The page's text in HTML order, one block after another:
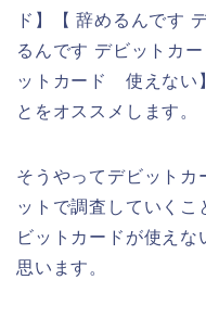
ド】【 辞めるんです
るんです デビットカ
ットカード 使えない
とをオススメします。
そうやってデビットカ
ットで調査していく
ビットカードが使えな
思います。